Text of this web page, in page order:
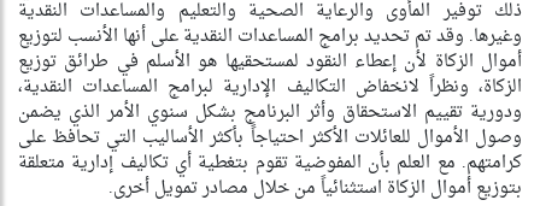
ذلك توفير المأوى والرعاية الصحية والتعليم والمساعدات النقدية
وغيرها. وقد تم تحديد برامج المساعدات النقدية على أنها الأنسب لتوزيع
أموال الزكاة لأن إعطاء النقود لمستحقيها هو الأسلم في طرائق توزيع
الزكاة، ونظراً لانخفاض التكاليف الإدارية لبرامج المساعدات النقدية،
ودورية تقييم الاستحقاق وأثر البرنامج بشكل سنوي الأمر الذي يضمن
وصول الأموال للعائلات الأكثر احتياجاً بأكثر الأساليب التي تحافظ على
كرامتهم. مع العلم بأن المفوضية تقوم بتغطية أي تكاليف إدارية متعلقة
بتوزيع أموال الزكاة استثنائياً من خلال مصادر تمويل أخرى.